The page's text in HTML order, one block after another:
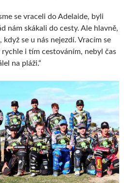
se vraceli do Adelaide, byli
nám skákali do cesty. Ale hlavně,
když se u nás nejezdí. Vracím se
i tím cestováním, nebyl čas
na pláži.“